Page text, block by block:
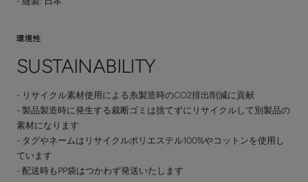
環境性
SUSTAINABILITY
- リサイクル素材使用による糸製造時のCO2排出削減に貢献
- 製品製造時に発生する裁断ゴミは捨てずにリサイクルして別製品の
素材になります
- タグやネームはリサイクルポリエステル100%やコットンを使用し
ています
- 配送時もPP袋はつかわず発送いたします